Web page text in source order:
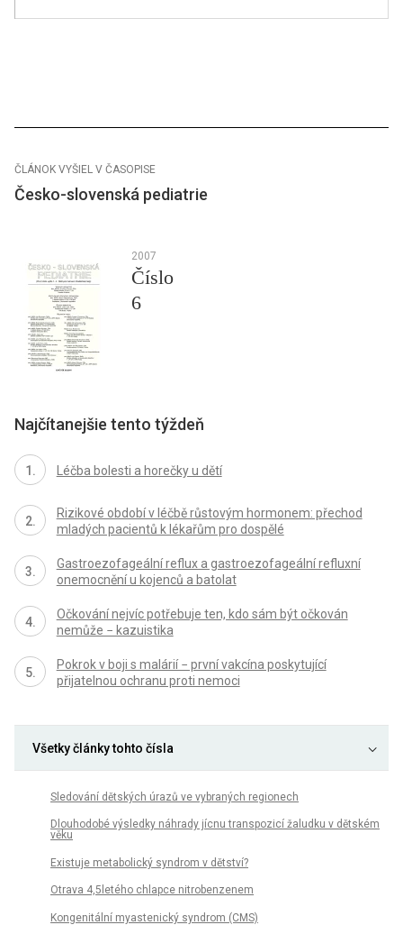
ČLÁNOK VYŠIEL V ČASOPISE
Česko-slovenská pediatrie
2007
Číslo
6
Najčítanejšie tento týždeň
Léčba bolesti a horečky u dětí
Rizikové období v léčbě růstovým hormonem: přechod
mladých pacientů k lékařům pro dospělé
Gastroezofageální reflux a gastroezofageální refluxní
onemocnění u kojenců a batolat
Očkování nejvíc potřebuje ten, kdo sám být očkován
nemůže − kazuistika
Pokrok v boji s malárií − první vakcína poskytující
přijatelnou ochranu proti nemoci
Všetky články tohto čísla
Sledování dětských úrazů ve vybraných regionech
Dlouhodobé výsledky náhrady jícnu transpozicí žaludku v dětském
věku
Existuje metabolický syndrom v dětství?
Otrava 4,5letého chlapce nitrobenzenem
Kongenitální myastenický syndrom (CMS)